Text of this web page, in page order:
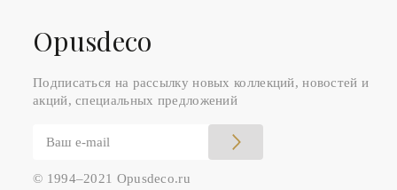
Оpusdeco
Подписаться на рассылку новых коллекций, новостей и
акций, специальных предложений
© 1994–2021 Opusdeco.ru